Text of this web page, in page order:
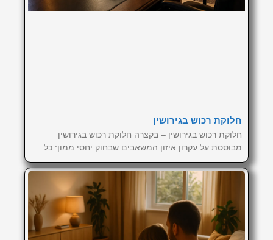
חלוקת רכוש בגירושין
חלוקת רכוש בגירושין – בקצרה חלוקת רכוש בגירושין
מבוססת על עקרון איזון המשאבים שבחוק יחסי ממון: כל